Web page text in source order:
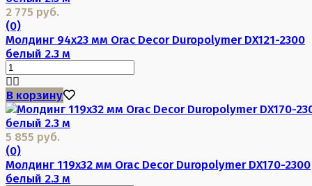
2 775 руб.
(0)
Молдинг 94х23 мм Orac Decor Duropolymer DX121-2300
белый 2.3 м
В корзину
5 855 руб.
(0)
Молдинг 119х32 мм Orac Decor Duropolymer DX170-2300
белый 2.3 м